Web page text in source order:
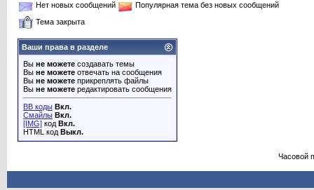
Нет новых сообщений
Популярная тема без новых сообщений
Тема закрыта
Ваши права в разделе
Вы не можете создавать темы
Вы не можете отвечать на сообщения
Вы не можете прикреплять файлы
Вы не можете редактировать сообщения
BB коды Вкл.
Смайлы Вкл.
[IMG] код Вкл.
HTML код Выкл.
Часовой